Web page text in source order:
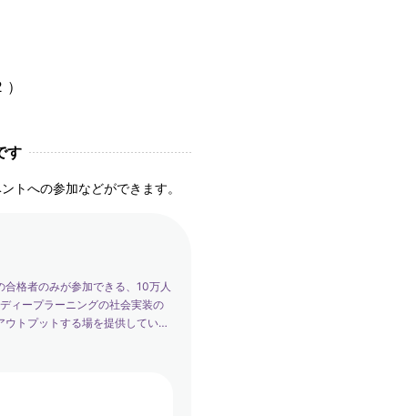
す
トへの参加などができます。
格者のみが参加できる、10万人
ィープラーニングの社会実装の
トプットする場を提供していま